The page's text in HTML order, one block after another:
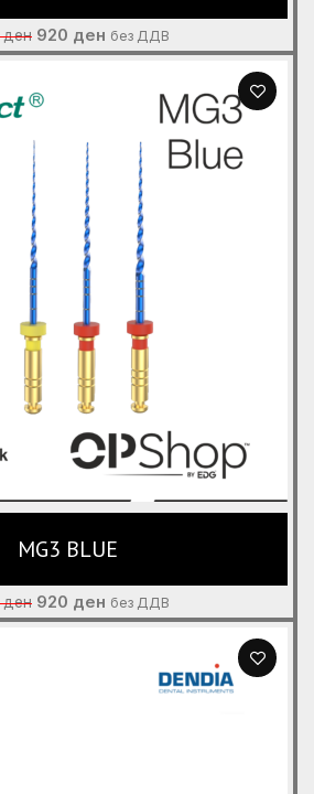
ден Original
price
1,100 ден.
920 ден Current
price
920 ден.
без ДДВ
MG3 BLUE
ден Original
price
920 ден Current
price
без ДДВ